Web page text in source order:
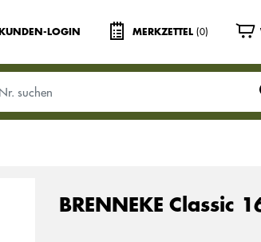
KUNDEN-LOGIN MERKZETTEL (0)
BRENNEKE Classic